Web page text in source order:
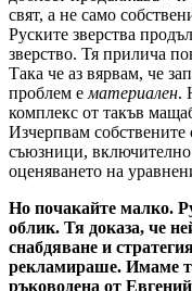
свят, а не само
Руските зверства
зверство. Тя прилича
Така че аз вярвам, че
проблем е материален.
комплекс от такъв
Изчерпвам собствените
съюзници,
оценяването на
Но почакайте малко.
облик. Тя доказа, че
снабдяване и
рекламираше. Имаме
ръководена от